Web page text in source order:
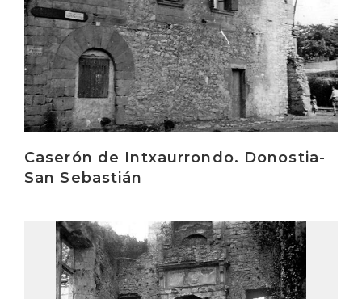
Caserón de Intxaurrondo. Donostia-
San Sebastián
Irakurri